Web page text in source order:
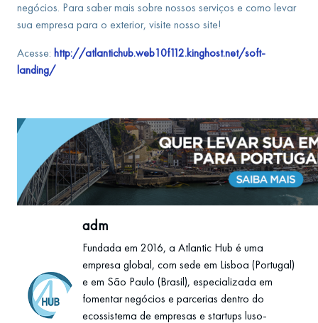
negócios. Para saber mais sobre nossos serviços e como levar
sua empresa para o exterior, visite nosso site!
Acesse: http://atlantichub.web10f112.kinghost.net/soft-
landing/
adm
Fundada em 2016, a Atlantic Hub é uma
empresa global, com sede em Lisboa (Portugal)
e em São Paulo (Brasil), especializada em
fomentar negócios e parcerias dentro do
ecossistema de empresas e startups luso-